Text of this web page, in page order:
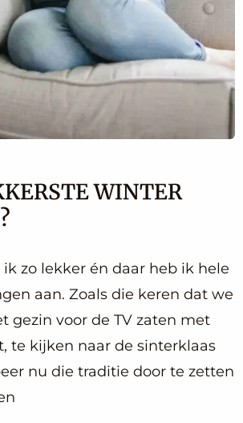
WINTER
zo lekker én daar heb ik hele
aan. Zoals die keren dat we
gezin voor de TV zaten met
te kijken naar de sinterklaas
nu die traditie door te zetten